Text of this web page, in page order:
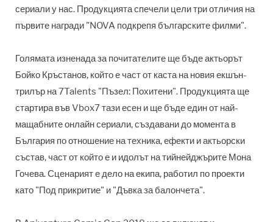
сериали у нас. Продукцията спечели цели три отличия на
първите награди "NOVA подкрепя българските филми".
Голямата изненада за почитателите ще бъде актьорът
Бойко Кръстанов, който е част от каста на новия екшън-
трилър на 7Talents "Пъзел: Похитени". Продукцията ще
стартира във Vbox7 тази есен и ще бъде един от най-
мащабните онлайн сериали, създавани до момента в
България по отношение на техника, ефекти и актьорски
състав, част от който е и идолът на тийнейджърите Мона
Гочева. Сценарият е дело на екипа, работил по проекти
като "Под прикритие" и "Дъвка за балончета".